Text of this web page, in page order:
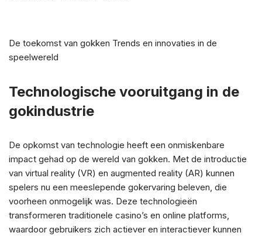
De toekomst van gokken Trends en innovaties in de
speelwereld
Technologische vooruitgang in de
gokindustrie
De opkomst van technologie heeft een onmiskenbare
impact gehad op de wereld van gokken. Met de introductie
van virtual reality (VR) en augmented reality (AR) kunnen
spelers nu een meeslepende gokervaring beleven, die
voorheen onmogelijk was. Deze technologieën
transformeren traditionele casino’s en online platforms,
waardoor gebruikers zich actiever en interactiever kunnen